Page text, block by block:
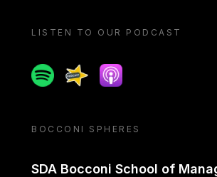
LISTEN TO OUR PODCAST
SpotifySpreakerApple podcast
BOCCONI SPHERES
SDA Bocconi School of